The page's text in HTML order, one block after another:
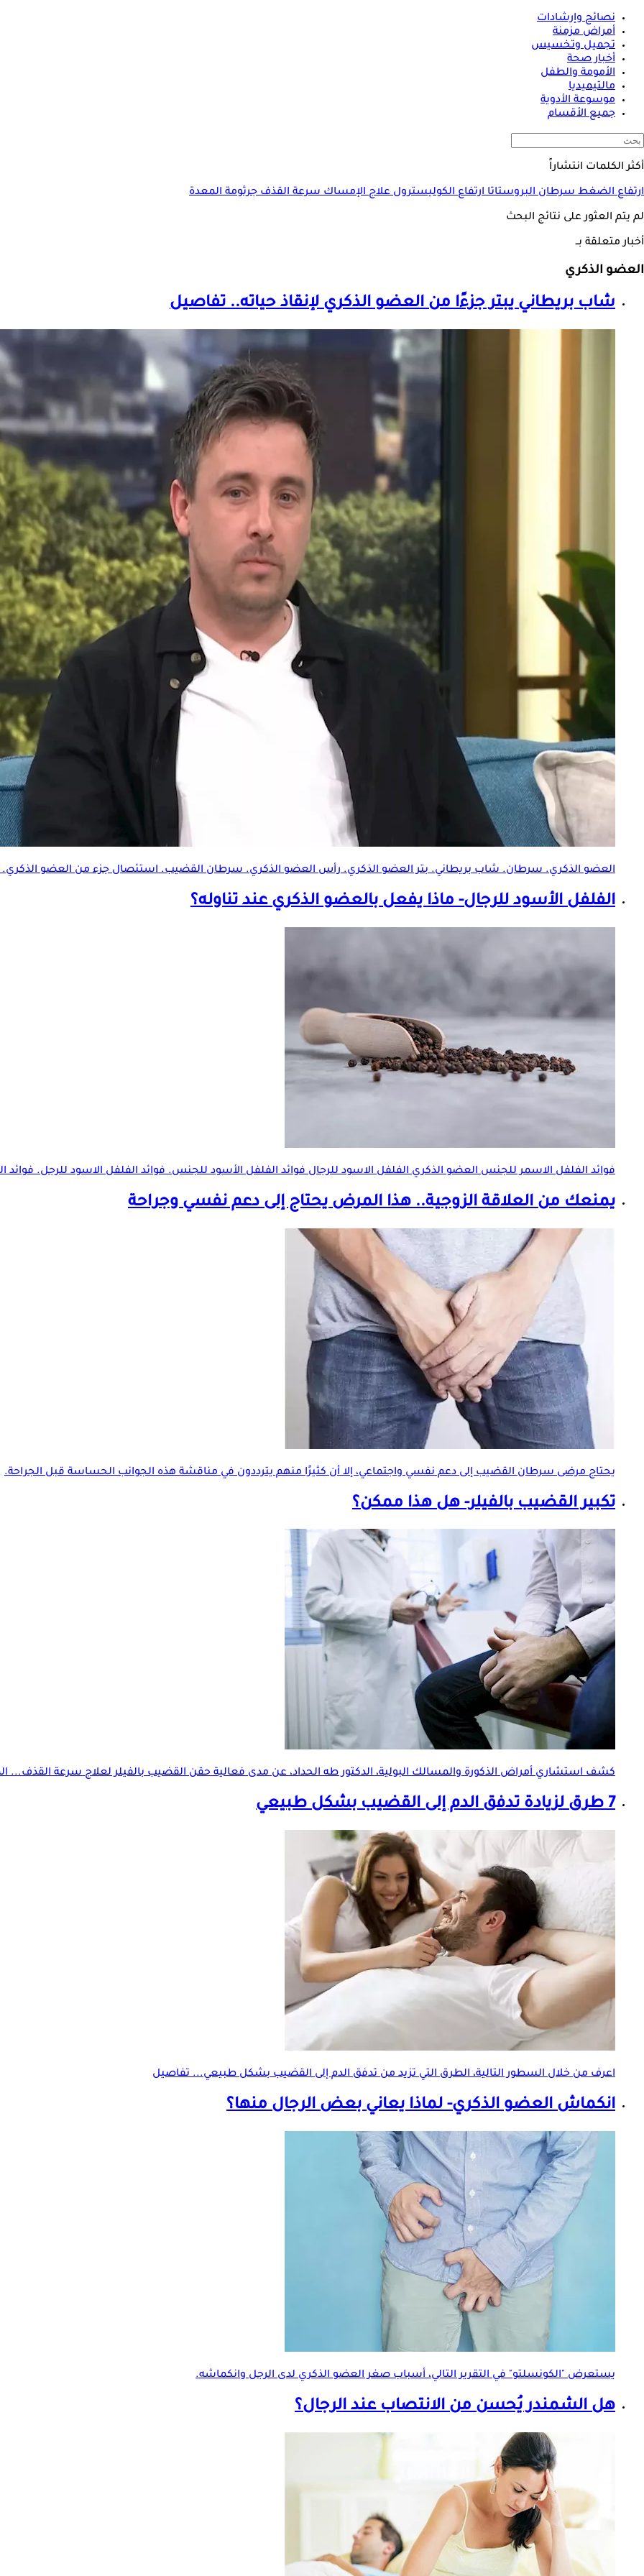
نصائح وإرشادات
أمراض مزمنة
تجميل وتخسيس
أخبار صحة
الأمومة والطفل
مالتيميديا
موسوعة الأدوية
جميع الأقسام
أكثر الكلمات انتشاراً
ارتفاع الضغطسرطان البروستاتاارتفاع الكوليسترولعلاج الإمساكسرعة القذفجرثومة المعدة
لم يتم العثور على نتائج البحث
أخبار متعلقة بــ
العضو الذكري
شاب بريطاني يبتر جزءًا منالعضو الذكريلإنقاذ حياته.. تفاصيل
العضو الذكري. سرطان. شاب بريطاني. بترالعضو الذكري. رأسالعضو الذكري. سرطان القضيب. استئصال جزء منالعضو الذكري.
الفلفل الأسود للرجال- ماذا يفعل بالعضو الذكريعند تناوله؟
فوائد الفلفل الاسمر للجنسالعضو الذكريالفلفل الاسود للرجال فوائد الفلفل الأسود للجنس. فوائد الفلفل الاسود للرجل.
يمنعك من العلاقة الزوجية.. هذا المرض يحتاج إلى دعم نفسي وجراحة
يحتاج مرضى سرطان القضيب إلى دعم نفسي واجتماعي، إلا أن كثيرًا منهم يترددون في مناقشة هذه الجوانب الحساسة قبل الجراحة.
تكبير القضيب بالفيلر- هل هذا ممكن؟
كشف استشاري أمراض الذكورة والمسالك البولية، الدكتور طه الحداد، عن مدى فعالية حقن القضيب بالفيلر لعلاج سرعة القذف...
7 طرق لزيادة تدفق الدم إلى القضيب بشكل طبيعي
اعرف من خلال السطور التالية، الطرق التي تزيد من تدفق الدم إلى القضيب بشكل طبيعي... تفاصيل
انكماشالعضو الذكري- لماذا يعاني بعض الرجال منها؟
يستعرض "الكونسلتو" في التقرير التالي، أسباب صغرالعضو الذكريلدى الرجل وانكماشه.
هل الشمندر يُحسن من الانتصاب عند الرجال؟